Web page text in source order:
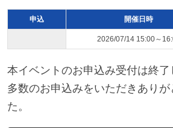
申込 開催日時
2026/07/14 15:00～
本イベントのお申込み受付は終了
多数のお申込みをいただきありが
た。